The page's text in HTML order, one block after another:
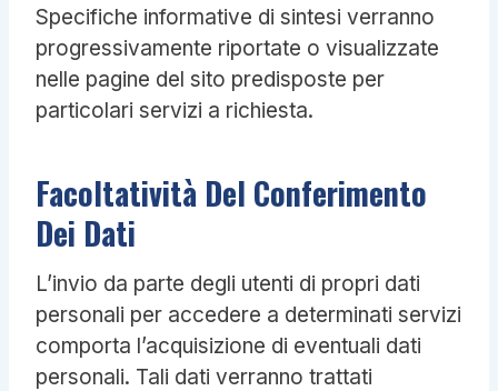
Specifiche informative di sintesi verranno
progressivamente riportate o visualizzate
nelle pagine del sito predisposte per
particolari servizi a richiesta.
Facoltatività Del Conferimento
Dei Dati
L’invio da parte degli utenti di propri dati
personali per accedere a determinati servizi
comporta l’acquisizione di eventuali dati
personali. Tali dati verranno trattati